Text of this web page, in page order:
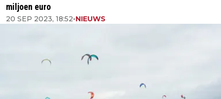
miljoen euro
20 SEP 2023, 18:52•NIEUWS